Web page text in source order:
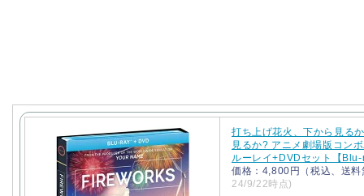
打ち上げ花火、下から見る
見るか? アニメ劇場版コン
ルーレイ+DVDセット【
価格：4,800円（税込、送
24/9/22時点)